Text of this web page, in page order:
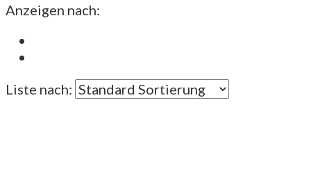
Anzeigen nach:
Liste nach: